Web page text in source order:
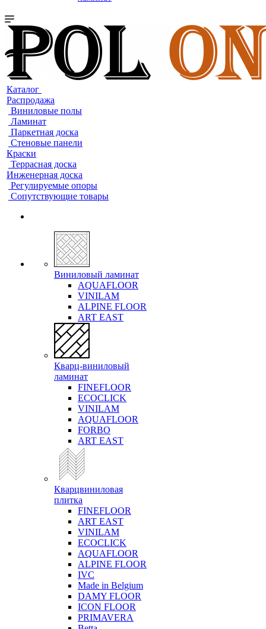
Каталог
Распродажа
Виниловые полы
Ламинат
Паркетная доска
Стеновые панели
Краски
Террасная доска
Инженерная доска
Регулируемые опоры
Сопутствующие товары
Виниловый ламинат
AQUAFLOOR
VINILAM
ALPINE FLOOR
ART EAST
Кварц-виниловый
ламинат
FINEFLOOR
ECOCLICK
VINILAM
AQUAFLOOR
FORBO
ART EAST
Кварцвиниловая
плитка
FINEFLOOR
ART EAST
VINILAM
ECOCLICK
AQUAFLOOR
ALPINE FLOOR
IVC
Made in Belgium
DAMY FLOOR
ICON FLOOR
PRIMAVERA